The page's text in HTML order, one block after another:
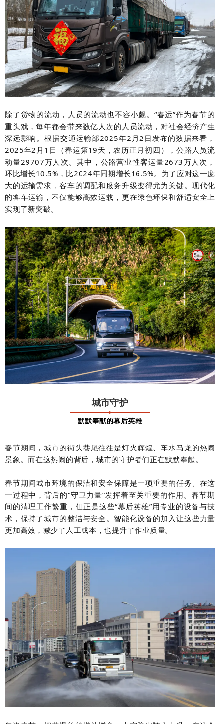
除了货物的流动，人员的流动也不容小觑。“春运”作为春节的
重头戏，每年都会带来数亿人次的人员流动，对社会经济产生
深远影响。根据交通运输部2025年2月2日发布的数据来看，
2025年2月1日（春运第19天，农历正月初四）， 公路人员流
动量29707万人次。其中，公路营业性客运量2673万人次，
环比增长10.5%，比2024年同期增长16.5%。为了应对这一庞
大的运输需求，客车的调配和服务升级变得尤为关键。现代化
的客车运输，不仅能够高效运载，更在绿色环保和舒适安全上
实现了新突破。
城市守护
默默奉献的幕后英雄
春节期间，城市的街头巷尾往往是灯火辉煌、车水马龙的热闹
景象。而在这热闹的背后，城市的守护者们正在默默奉献。
春节期间城市环境的保洁和安全保障是一项重要的任务。在这
一过程中，背后的“守卫力量”发挥着至关重要的作用。春节期
间的清理工作繁重，但正是这些“幕后英雄”用专业的设备与技
术，保持了城市的整洁与安全。智能化设备的加入让这些力量
更加高效，减少了人工成本，也提升了作业质量。